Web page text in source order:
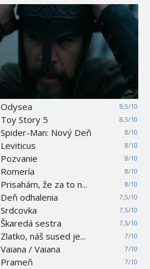
9,5/10
Odysea
8,5/10
Toy Story 5
8/10
Spider-Man: Nový Deň
8/10
Leviticus
8/10
Pozvanie
8/10
Romería
8/10
Prisahám, že za to n...
7,5/10
Deň odhalenia
7,5/10
Srdcovka
7,5/10
Škaredá sestra
7/10
Zlatko, náš sused je...
7/10
Vaiana / Vaiana
7/10
Prameň